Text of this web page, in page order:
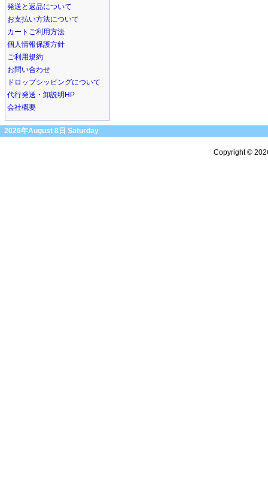
発送と返品について
お支払い方法について
カートご利用方法
個人情報保護方針
ご利用規約
お問い合わせ
ドロップシッピングについて
代行発送・卸説明HP
会社概要
2026年August 8日 Saturday
Copyright ©